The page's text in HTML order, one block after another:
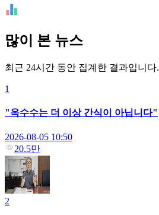
많이 본 뉴스
최근 24시간 동안 집계한 결과입니다.
1
"옥수수는 더 이상 간식이 아닙니다"
2026-08-05 10:50
20.5만
2